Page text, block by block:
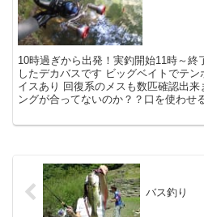
10時過ぎから出発！実釣開始11時～終
したデカバスです ビッグベイトでテ
イスあり 回復系のメスも数匹確認出来
ングが合ってないのか？？口を使わせ
バス釣り